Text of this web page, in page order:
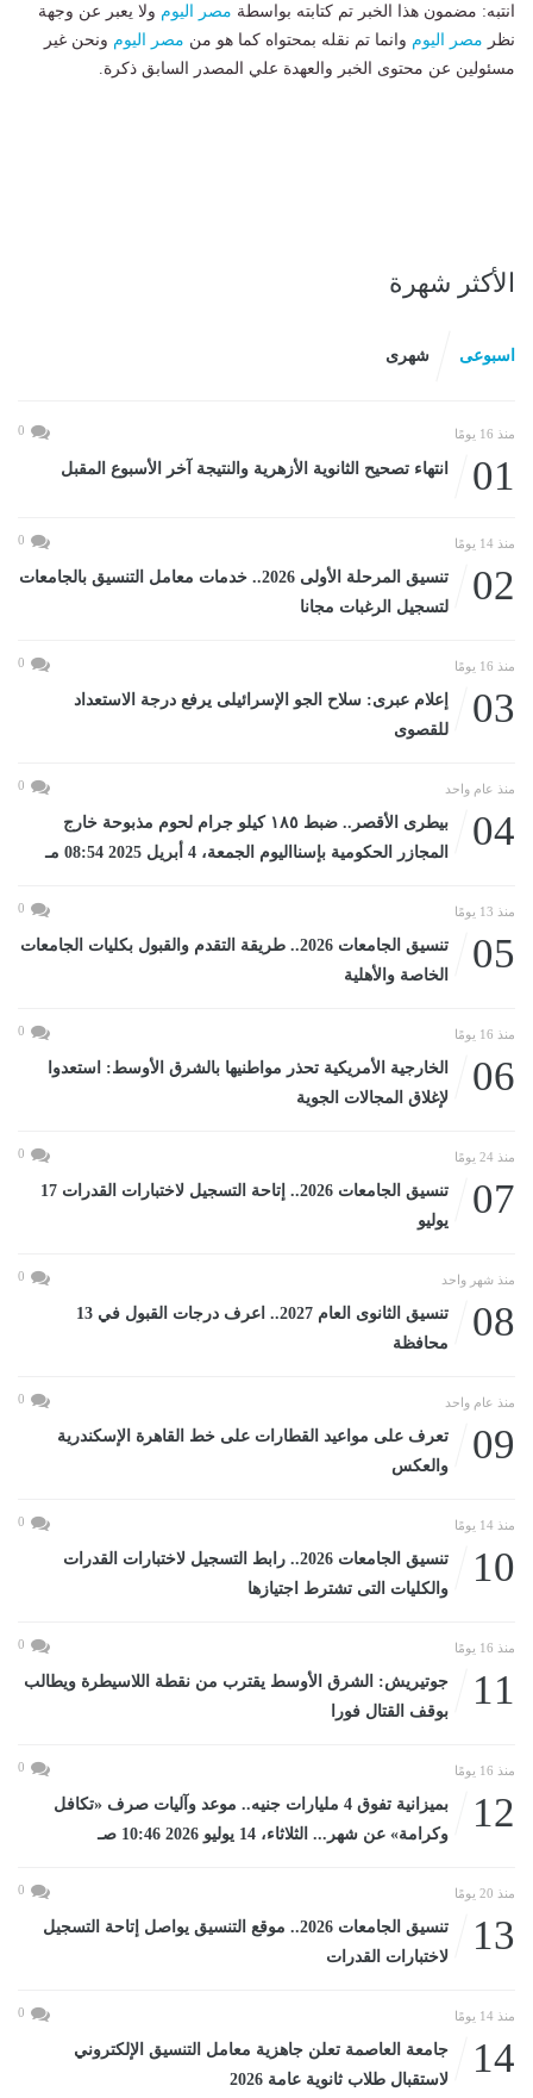
انتبه: مضمون هذا الخبر تم كتابته بواسطة مصر اليوم ولا يعبر عن وجهة
نظر مصر اليوم وانما تم نقله بمحتواه كما هو من مصر اليوم ونحن غير
مسئولين عن محتوى الخبر والعهدة علي المصدر السابق ذكرة.
الأكثر شهرة
اسبوعى شهرى
منذ 16 يومًا 0
01 انتهاء تصحيح الثانوية الأزهرية والنتيجة آخر الأسبوع المقبل
منذ 14 يومًا 0
02
تنسيق المرحلة الأولى 2026.. خدمات معامل التنسيق بالجامعات
لتسجيل الرغبات مجانا
منذ 16 يومًا 0
03
إعلام عبرى: سلاح الجو الإسرائيلى يرفع درجة الاستعداد
للقصوى
منذ عام واحد 0
04
بيطرى الأقصر.. ضبط ١٨٥ كيلو جرام لحوم مذبوحة خارج
المجازر الحكومية بإسنااليوم الجمعة، 4 أبريل 2025 08:54 مـ
منذ 13 يومًا 0
05
تنسيق الجامعات 2026.. طريقة التقدم والقبول بكليات الجامعات
الخاصة والأهلية
منذ 16 يومًا 0
06
الخارجية الأمريكية تحذر مواطنيها بالشرق الأوسط: استعدوا
لإغلاق المجالات الجوية
منذ 24 يومًا 0
07
تنسيق الجامعات 2026.. إتاحة التسجيل لاختبارات القدرات 17
يوليو
منذ شهر واحد 0
08
تنسيق الثانوى العام 2027.. اعرف درجات القبول في 13
محافظة
منذ عام واحد 0
09
تعرف على مواعيد القطارات على خط القاهرة الإسكندرية
والعكس
منذ 14 يومًا 0
10
تنسيق الجامعات 2026.. رابط التسجيل لاختبارات القدرات
والكليات التى تشترط اجتيازها
منذ 16 يومًا 0
11
جوتيريش: الشرق الأوسط يقترب من نقطة اللاسيطرة ويطالب
بوقف القتال فورا
منذ 16 يومًا 0
12
بميزانية تفوق 4 مليارات جنيه.. موعد وآليات صرف «تكافل
وكرامة» عن شهر... الثلاثاء، 14 يوليو 2026 10:46 صـ
منذ 20 يومًا 0
13
تنسيق الجامعات 2026.. موقع التنسيق يواصل إتاحة التسجيل
لاختبارات القدرات
منذ 14 يومًا 0
14
جامعة العاصمة تعلن جاهزية معامل التنسيق الإلكتروني
لاستقبال طلاب ثانوية عامة 2026